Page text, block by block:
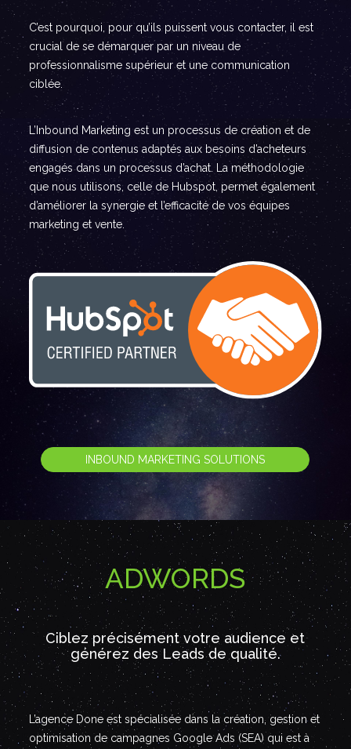
C’est pourquoi, pour qu’ils puissent vous contacter, il est
crucial de se démarquer par un niveau de
professionnalisme supérieur et une communication
ciblée.
L’Inbound Marketing est un processus de création et de
diffusion de contenus adaptés aux besoins d’acheteurs
engagés dans un processus d’achat. La méthodologie
que nous utilisons, celle de Hubspot, permet également
d’améliorer la synergie et l’efficacité de vos équipes
marketing et vente.
INBOUND MARKETING SOLUTIONS
ADWORDS
Ciblez précisément votre audience et
générez des Leads de qualité.
L’agence Done est spécialisée dans la création, gestion et
optimisation de campagnes Google Ads (SEA) qui est à